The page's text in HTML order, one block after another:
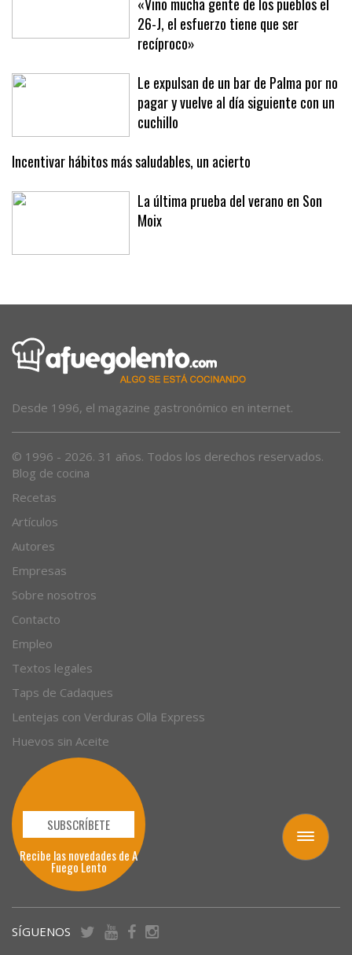
Toggle
navigation
De Palma a Sóller para la protesta:
«Vino mucha gente de los pueblos el
26-J, el esfuerzo tiene que ser
recíproco»
Le expulsan de un bar de Palma por no
pagar y vuelve al día siguiente con un
cuchillo
Incentivar hábitos más saludables, un acierto
La última prueba del verano en Son
Blog de cocina
Recetas
Artículos
Autores
Empresas
Sobre nosotros
Contacto
Empleo
Textos legales
Taps de Cadaques
Lentejas con Verduras Olla Express
Huevos sin Aceite
SUBSCRÍBETE
Recibe las novedades de A